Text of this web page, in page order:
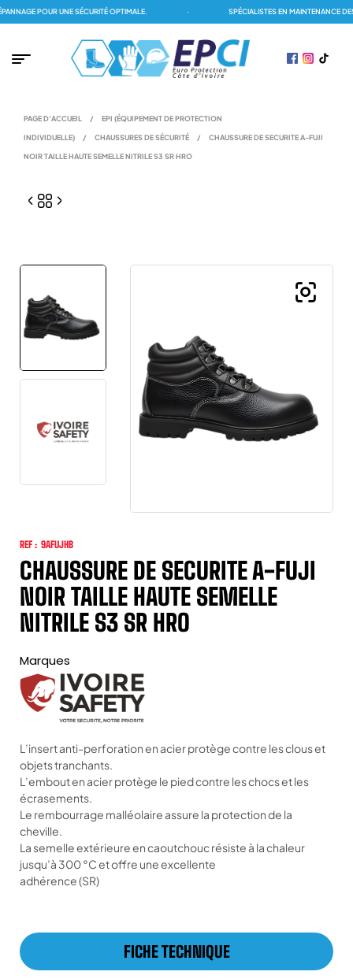
POUR UNE SÉCURITÉ OPTIMALE. SPÉCIALISTES EN MAINTENANCE DES
PAGE D'ACCUEIL / EPI (ÉQUIPEMENT DE PROTECTION
INDIVIDUELLE) / CHAUSSURES DE SÉCURITÉ / CHAUSSURE DE SECURITE A-FUJI
NOIR TAILLE HAUTE SEMELLE NITRILE S3 SR HRO
REF : 9AFUJHB
CHAUSSURE DE SECURITE A-FUJI
NOIR TAILLE HAUTE SEMELLE
NITRILE S3 SR HRO
Marques
L’insert anti-perforation en acier protège contre les clous et
objets tranchants.
L’embout en acier protège le pied contre les chocs et les
écrasements.
Le rembourrage malléolaire assure la protection de la
cheville.
La semelle extérieure en caoutchouc résiste à la chaleur
jusqu’à 300 °C et offre une excellente
adhérence (SR)
FICHE TECHNIQUE